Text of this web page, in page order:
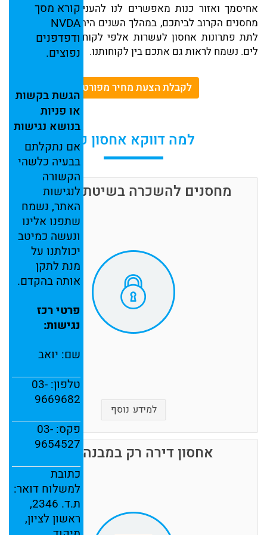
קורא מסך
NVDA
ודפדפנים
נפוצים.
הגשתבקשות
או פניות
בנושא נגישות
אם נתקלתם
בבעיה כלשהי
הקשורה
לנגישות
האתר, נשמח
שתפנו אלינו
ונעשה כמיטב
יכולתנו על
מנת לתקן
אותה בהקדם.
פרטירכז
נגישות:
שם: יואב
טלפון: ‎ 03-
9669682
פקס: ‎ 03-
9654527
כתובת
למשלוח דואר:
ת.ד. 2346,
ראשון לציון,
אחיסמך ואזור כנות מאפשרים לנו להעניק שירות השכרת
מחסנים הקרוב לביתכם, במהלך השנים היה לנו הזכות והעונג
לתת פתרונות אחסון לעשרות אלפי לקוחות מהארץ ומעבר
לים. נשמח לראות גם אתכם בין לקוחותנו.
לקבלת הצעת מחיר מפורטת
למה דווקא אחסון כל
מחסנים להשכרה בשיטת הכספת
לכל לקוח מחסן פרטי הנעול בשני מנעולים כמו
מנעול אחד של הלקוח בלבד, והמנעול השני שלנו
בלבד, אין הצד האחד יכול לפתוח ללא נוכחות הצד
רק למורשה כניסה מטעם הלקוח הרשום בחוזה תינתן
למידע נוסף
אחסון דירה רק במבנה בטון